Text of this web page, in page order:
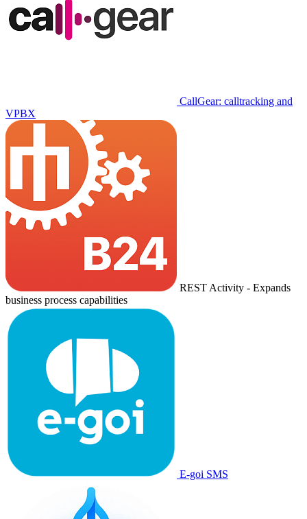
CallGear: calltracking and
VPBX
REST Activity - Expands
business process capabilities
E-goi SMS